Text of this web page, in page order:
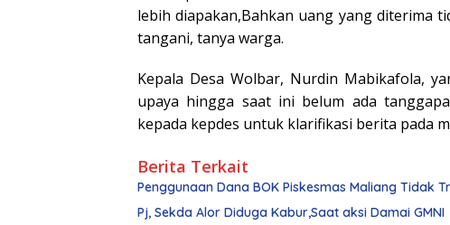
lebih diapakan,Bahkan uang yang diterima
tangani, tanya warga.
Kepala Desa Wolbar, Nurdin Mabikafola,
upaya hingga saat ini belum ada
kepada kepdes untuk klarifikasi berita pada
Berita Terkait
Penggunaan Dana BOK Piskesmas Maliang Tidak
Pj, Sekda Alor Diduga Kabur,Saat aksi Damai GMNI